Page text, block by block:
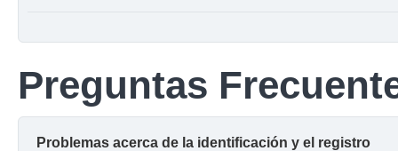
Preguntas
Problemas acerca de la identificación y el registro